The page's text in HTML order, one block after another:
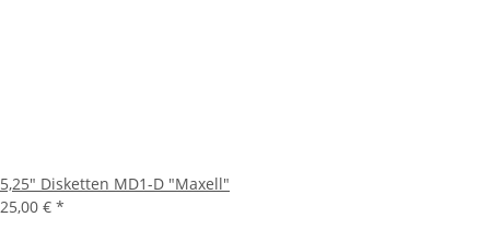
5,25" Disketten MD1-D "Maxell"
25,00 € *